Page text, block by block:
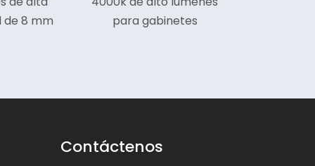
gabinetes
Contáctenos